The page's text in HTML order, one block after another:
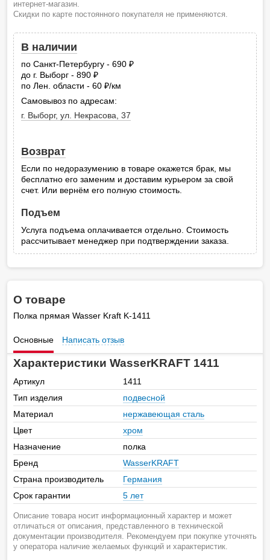
интернет-магазин.
Скидки по карте постоянного покупателя не применяются.
В наличии
по Санкт-Петербургу - 690
до г. Выборг - 890
по Лен. области - 60
руб.
/км
Самовывоз по адресам:
г. Выборг, ул. Некрасова, 37
Возврат
Если по недоразумению в товаре окажется брак, мы
бесплатно его заменим и доставим курьером за свой
счет. Или вернём его полную стоимость.
Подъем
Услуга подъема оплачивается отдельно. Стоимость
рассчитывает менеджер при подтверждении заказа.
О товаре
Полка прямая Wasser Kraft K-1411
Основные Написать отзыв
Характеристики WasserKRAFT 1411
Артикул
1411
Тип изделия
подвесной
Материал
нержавеющая сталь
Цвет
хром
Назначение
полка
Бренд
WasserKRAFT
Страна производитель
Германия
Срок гарантии
5 лет
Описание товара носит информационный характер и может
отличаться от описания, представленного в технической
документации производителя. Рекомендуем при покупке уточнять
у оператора наличие желаемых функций и характеристик.